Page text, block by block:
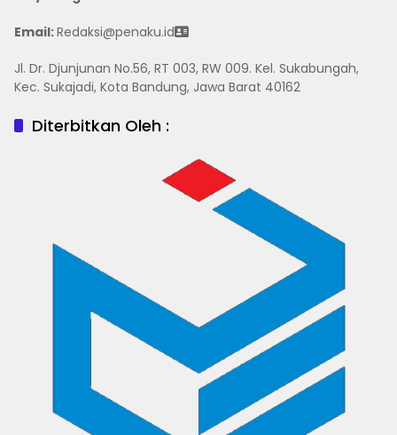
Email:Redaksi@penaku.id
Jl. Dr. Djunjunan No.56, RT 003, RW 009. Kel. Sukabungah,
Kec. Sukajadi, Kota Bandung, Jawa Barat 40162
Diterbitkan Oleh :